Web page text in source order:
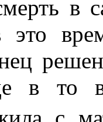
в
в то